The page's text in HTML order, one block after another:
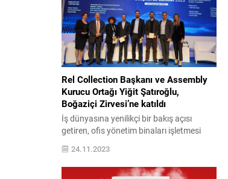
Rel Collection Başkanı ve Assembly
Kurucu Ortağı Yiğit Şatıroğlu,
Boğaziçi Zirvesi’ne katıldı
İş dünyasına yenilikçi bir bakış açısı
getiren, ofis yönetim binaları işletmesi
olarak tanımlanan Assembly Buildings
Kurucu Ortağı Yiğit Şatıroğlu, iş dünyası,
siyaset ve kültür alanlarındaki kanaat
24.11.2023